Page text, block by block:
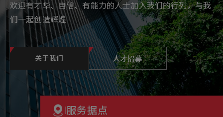
欢迎有才华、自信、有能力的人士加入我们的行列，与我
们一起创造辉煌
关于我们 人才招募
Service Base
服务据点